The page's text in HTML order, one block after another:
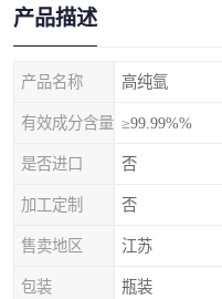
产品描述
产品名称 高纯氩
有效成分含量 ≥99.99%%
是否进口 否
加工定制 否
售卖地区 江苏
包装 瓶装